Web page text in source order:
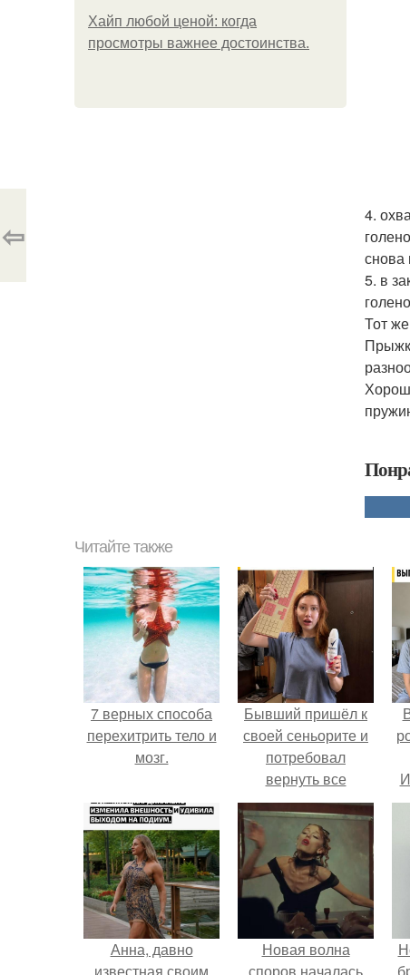
Хайп любой ценой: когда
просмотры важнее достоинства.
4.
снова
5. в
Тот
Хорош
⇦
Читайте также
7 верных способа
перехитрить тело и
мозг.
Бывший пришёл к
своей сеньорите и
потребовал
вернуть все
подарки.
Анна, давно
Новая волна